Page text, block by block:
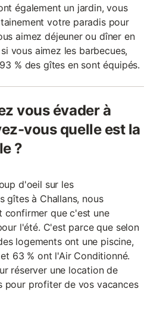
également un jardin, vous
votre paradis pour
aimez déjeuner ou dîner en
vous aimez les barbecues,
% des gîtes en sont équipés.
vous évader à
vous quelle est la
?
d'oeil sur les
gîtes à Challans, nous
confirmer que c'est une
l'été. C'est parce que selon
logements ont une piscine,
63 % ont l'Air Conditionné.
réserver une location de
pour profiter de vos vacances